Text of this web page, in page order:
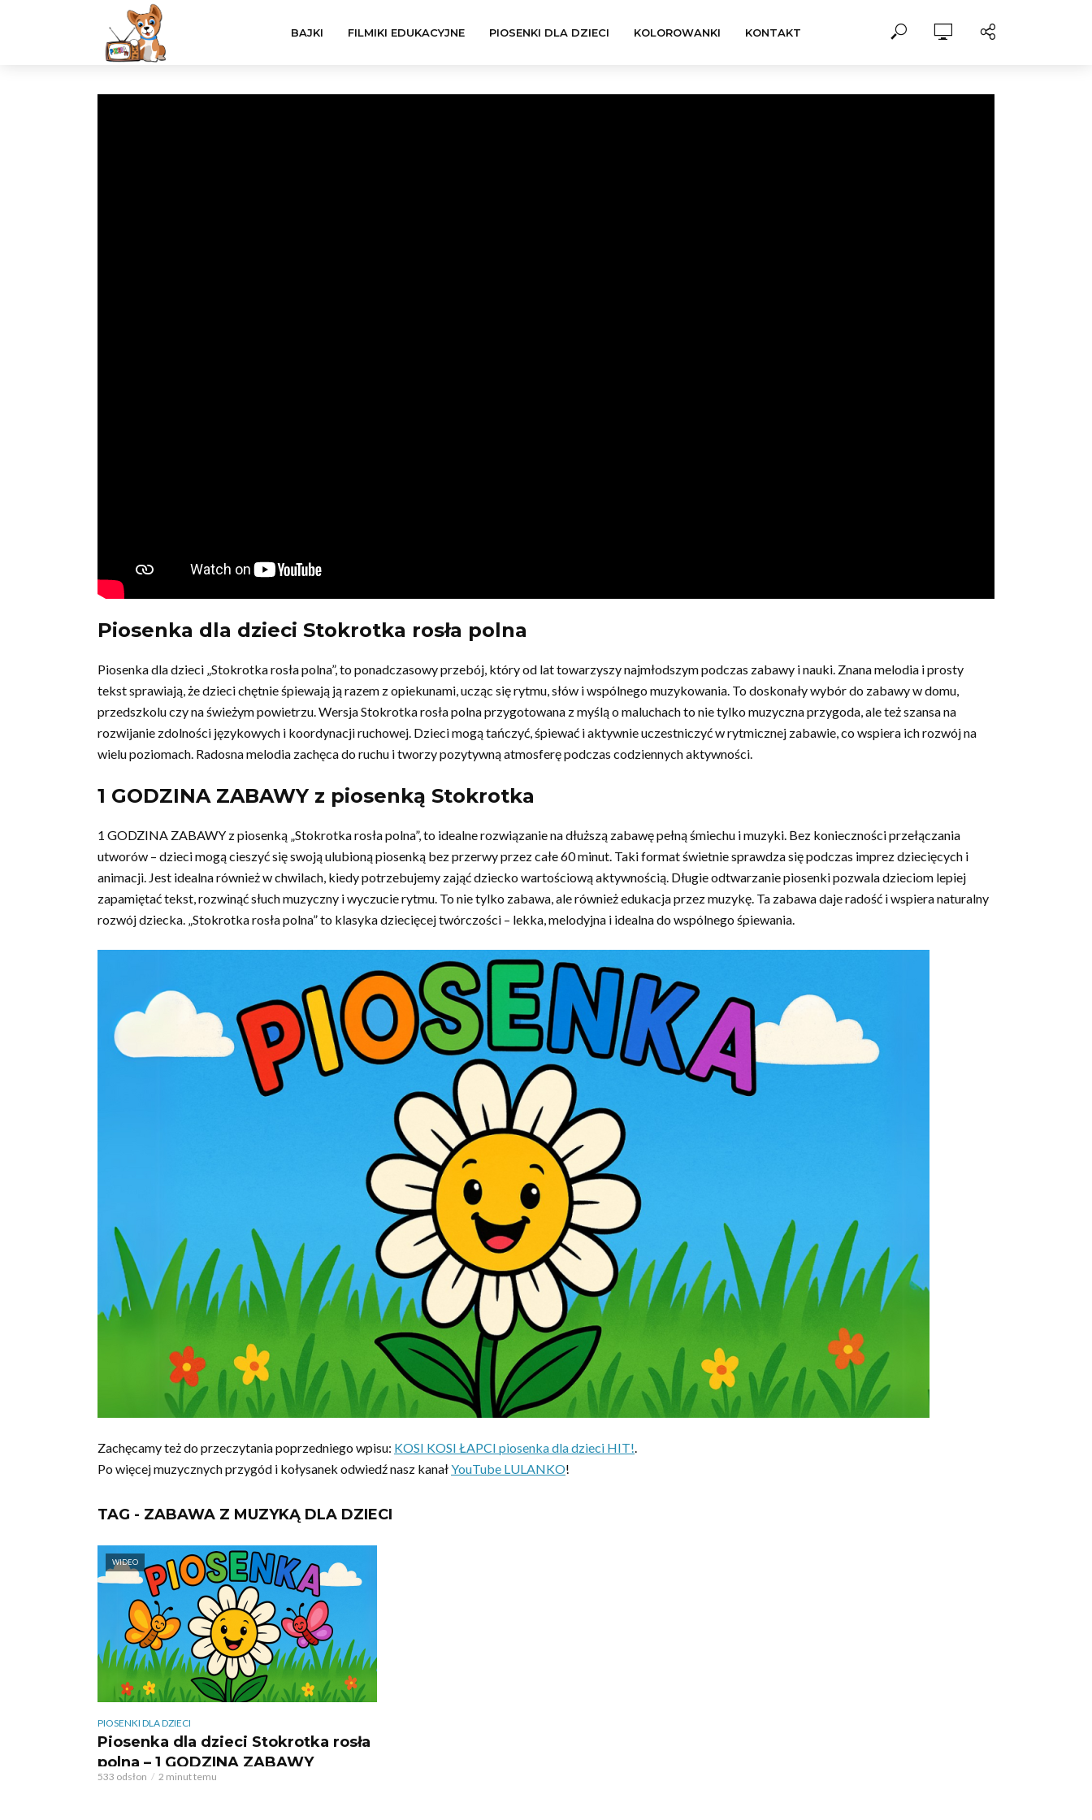
BAJKI FILMIKI EDUKACYJNE PIOSENKI DLA DZIECI KOLOROWANKI KONTAKT
Piosenka dla dzieci Stokrotka rosła polna
Piosenka dla dzieci „Stokrotka rosła polna”, to ponadczasowy przebój, który od lat towarzyszy najmłodszym podczas zabawy i nauki. Znana melodia i prosty
tekst sprawiają, że dzieci chętnie śpiewają ją razem z opiekunami, ucząc się rytmu, słów i wspólnego muzykowania. To doskonały wybór do zabawy w domu,
przedszkolu czy na świeżym powietrzu. Wersja Stokrotka rosła polna przygotowana z myślą o maluchach to nie tylko muzyczna przygoda, ale też szansa na
rozwijanie zdolności językowych i koordynacji ruchowej. Dzieci mogą tańczyć, śpiewać i aktywnie uczestniczyć w rytmicznej zabawie, co wspiera ich rozwój na
wielu poziomach. Radosna melodia zachęca do ruchu i tworzy pozytywną atmosferę podczas codziennych aktywności.
1 GODZINA ZABAWY z piosenką Stokrotka
1 GODZINA ZABAWY z piosenką „Stokrotka rosła polna”, to idealne rozwiązanie na dłuższą zabawę pełną śmiechu i muzyki. Bez konieczności przełączania
utworów – dzieci mogą cieszyć się swoją ulubioną piosenką bez przerwy przez całe 60 minut. Taki format świetnie sprawdza się podczas imprez dziecięcych i
animacji. Jest idealna również w chwilach, kiedy potrzebujemy zająć dziecko wartościową aktywnością. Długie odtwarzanie piosenki pozwala dzieciom lepiej
zapamiętać tekst, rozwinąć słuch muzyczny i wyczucie rytmu. To nie tylko zabawa, ale również edukacja przez muzykę. Ta zabawa daje radość i wspiera naturalny
rozwój dziecka. „Stokrotka rosła polna” to klasyka dziecięcej twórczości – lekka, melodyjna i idealna do wspólnego śpiewania.
Zachęcamy też do przeczytania poprzedniego wpisu: KOSI KOSI ŁAPCI piosenka dla dzieci HIT!.
Po więcej muzycznych przygód i kołysanek odwiedź nasz kanałYouTube LULANKO!
TAG - ZABAWA Z MUZYKĄ DLA DZIECI
WIDEO
PIOSENKI DLA DZIECI
Piosenka dla dzieci Stokrotka rosła
polna – 1 GODZINA ZABAWY
533 odsłon 2 minut temu